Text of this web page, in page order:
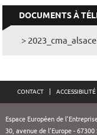
DOCUMENTS À
>
CONTACT ACCESSIBILITÉ
Espace Européen de
30, avenue de l’Europe -